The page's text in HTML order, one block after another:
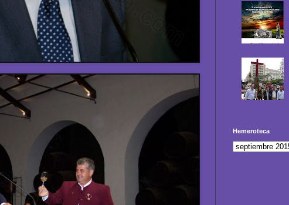
Hemeroteca